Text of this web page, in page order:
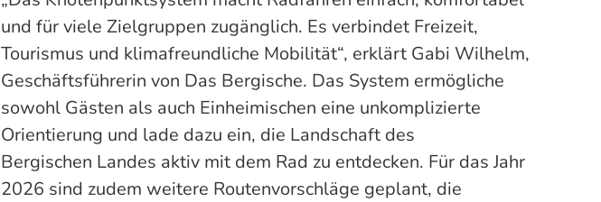
und für viele Zielgruppen zugänglich. Es verbindet Freizeit,
Tourismus und klimafreundliche Mobilität“, erklärt Gabi Wilhelm,
Geschäftsführerin von Das Bergische. Das System ermögliche
sowohl Gästen als auch Einheimischen eine unkomplizierte
Orientierung und lade dazu ein, die Landschaft des
Bergischen Landes aktiv mit dem Rad zu entdecken. Für das Jahr
2026 sind zudem weitere Routenvorschläge geplant, die